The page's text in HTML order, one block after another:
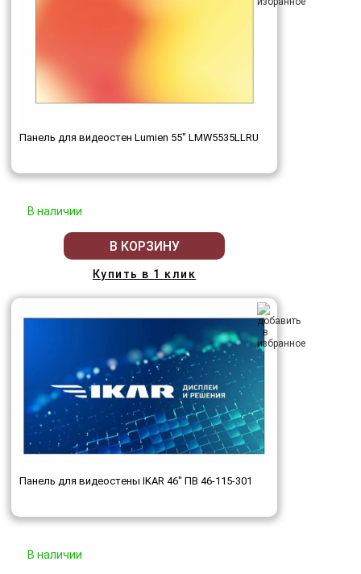
Панель для видеостен Lumien 55" LMW5535LLRU
В наличии
В КОРЗИНУ
Купить в 1 клик
Панель для видеостены IKAR 46" ПВ 46-115-301
В наличии